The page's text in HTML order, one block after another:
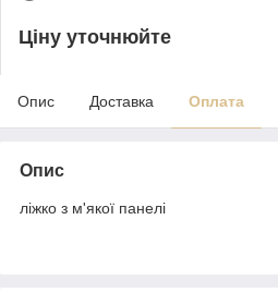
Ціну уточнюйте
Опис Доставка Оплата
Опис
ліжко з м'якої панелі